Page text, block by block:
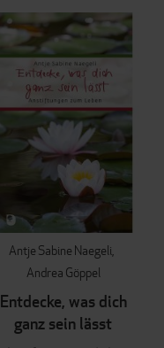
Antje Sabine Naegeli
Andrea Göppel
Entdecke, was dich
ganz sein lässt